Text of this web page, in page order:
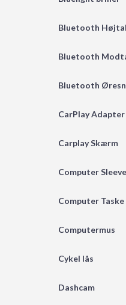
Bluetooth
Bluetooth
Bluetooth
CarPlay Adapter
Carplay Skærm
Computer Sleeve
Computer Taske
Computermus
Cykel lås
Dashcam